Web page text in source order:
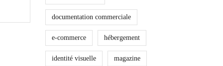
documentation commerciale
e-commerce hébergement
identité visuelle magazine